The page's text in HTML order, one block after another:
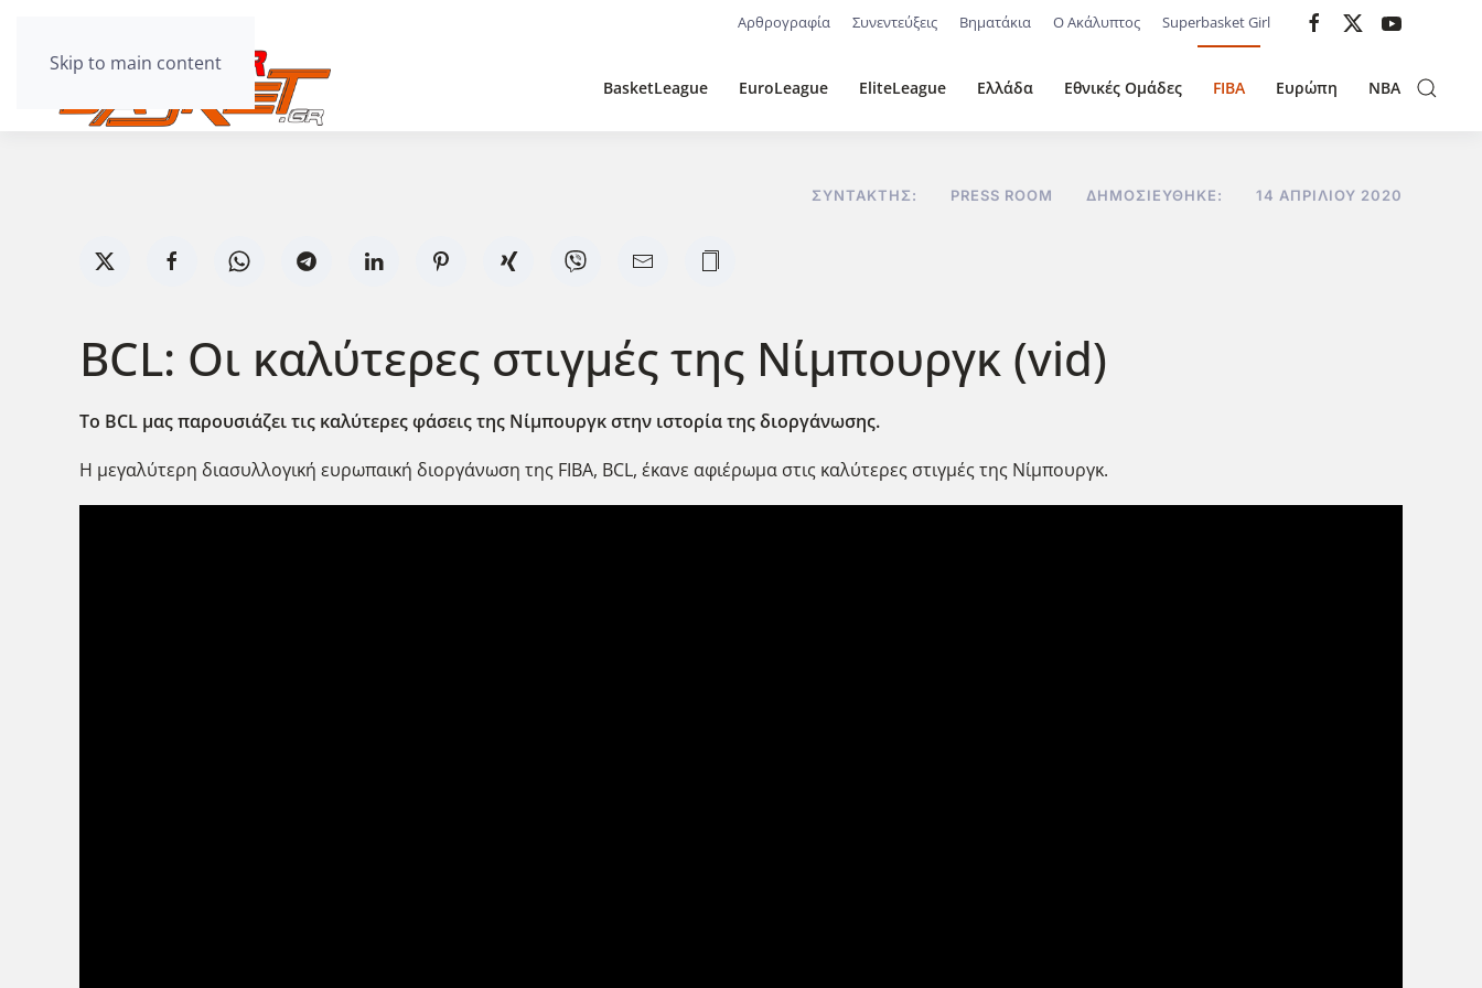
Skip to main content
Αρθρογραφία Συνεντεύξεις Βηματάκια Ο Ακάλυπτος Superbasket Girl
BasketLeague EuroLeague EliteLeague Ελλάδα Εθνικές Ομάδες FIBA Ευρώπη NBA
ΣΥΝΤΆΚΤΗΣ: PRESS ROOM ΔΗΜΟΣΙΕΎΘΗΚΕ: 14 ΑΠΡΙΛΊΟΥ 2020
BCL: Οι καλύτερες στιγμές της Νίμπουργκ (vid)
Το BCL μας παρουσιάζει τις καλύτερες φάσεις της Νίμπουργκ στην ιστορία της διοργάνωσης.
Η μεγαλύτερη διασυλλογική ευρωπαική διοργάνωση της FIBA, BCL, έκανε αφιέρωμα στις καλύτερες στιγμές της Νίμπουργκ.